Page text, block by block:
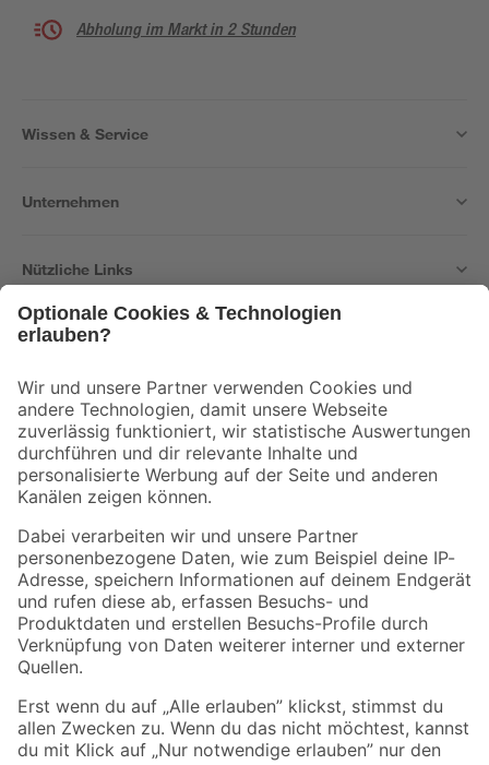
Abholung im Markt in 2 Stunden
Wissen & Service
Unternehmen
Nützliche Links
Der toom Newsletter: Keine Angebote und Aktionen mehr verpassen!
Zur Newsletter Anmeldung
Folge uns
Zahlungsarten Versandarten
Sicher einkaufen
Jetzt die toom-App herunterladen